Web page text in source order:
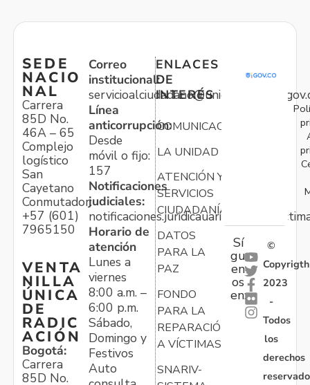
SEDE
NACIO
NAL
Carrera
85D No.
46A – 65
Complejo
logístico
San
Cayetano
Conmutador:
+57 (601)
7965150
VENTA
NILLA
ÚNICA
DE
RADIC
ACIÓN
Bogotá:
Carrera
85D No.
Correo
institucional:
Línea
anticorrupción:
Desde
móvil o fijo:
157
Notificaciones
judiciales:
Horario de
atención
Lunes a
viernes
8:00 a.m. –
6:00 p.m.
Sábado,
Domingo y
Festivos
Auto
ENLACES
DE
INTERÉS
COMUNICACIONES
LA UNIDAD
ATENCIÓN Y
SERVICIOS
CIUDADANÍA
DATOS
PARA LA
PAZ
FONDO
PARA LA
REPARACIÓN
A VÍCTIMAS
SNARIV-
Sí
gu
en
os
en:
©
Copyrigth
2023
-
Todos
los
derechos